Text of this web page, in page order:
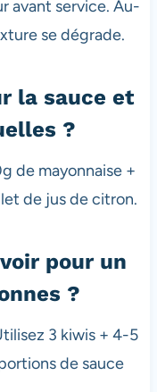
avant service. Au-
se dégrade.
la sauce et
?
de mayonnaise +
de jus de citron.
pour un
?
3 kiwis + 4-5
de sauce